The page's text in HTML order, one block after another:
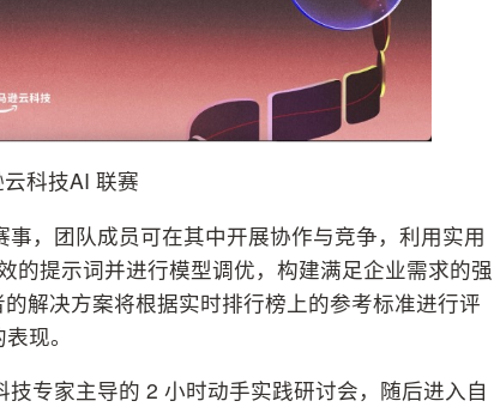
科技AI 联赛
，团队成员可在其中开展协作与竞争，利用实用
的提示词并进行模型调优，构建满足企业需求的强
解决方案将根据实时排行榜上的参考标准进行评
现。
专家主导的 2 小时动手实践研讨会，随后进入自